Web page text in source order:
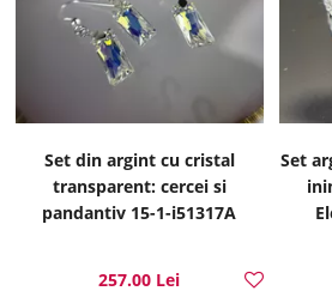
Set din argint cu cristal
transparent: cercei si
pandantiv 15-1-i51317A
257.00 Lei
Set